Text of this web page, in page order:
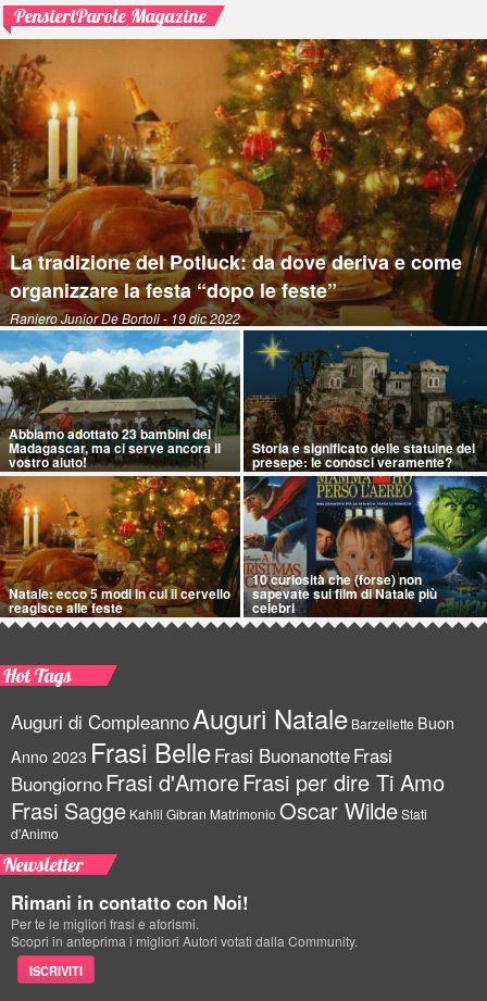
PensieriParole Magazine
La tradizione del Potluck: da dove deriva e come
organizzare la festa “dopo le feste”
Raniero Junior De Bortoli- 19 dic 2022
Abbiamo adottato 23 bambini del
Madagascar, ma ci serve ancora il
vostro aiuto!
Storia e significato delle statuine del
presepe: le conosci veramente?
Natale: ecco 5 modi in cui il cervello
reagisce alle feste
10 curiosità che (forse) non
sapevate sui film di Natale più
celebri
Hot Tags
Auguri di CompleannoAuguri Natale Barzellette Buon
Anno 2023 Frasi BelleFrasi BuonanotteFrasi
BuongiornoFrasi d'AmoreFrasi per dire Ti Amo
Frasi Sagge Kahlil Gibran Matrimonio Oscar WildeStati
d'Animo
Newsletter
Rimani in contatto con Noi!
Per te le migliori frasi e aforismi.
Scopri in anteprima i migliori Autori votati dalla Community.
ISCRIVITI